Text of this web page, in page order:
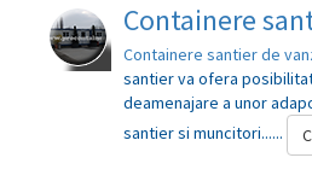
Containere
Containere santier de
santier va ofera
deamenajare a unor
santier si muncitori......